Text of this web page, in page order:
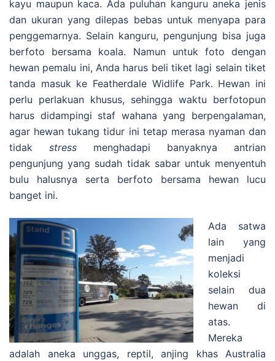
kayu maupun kaca. Ada puluhan kanguru aneka jenis
dan ukuran yang dilepas bebas untuk menyapa para
penggemarnya. Selain kanguru, pengunjung bisa juga
berfoto bersama koala. Namun untuk foto dengan
hewan pemalu ini, Anda harus beli tiket lagi selain tiket
tanda masuk ke Featherdale Widlife Park. Hewan ini
perlu perlakuan khusus, sehingga waktu berfotopun
harus didampingi staf wahana yang berpengalaman,
agar hewan tukang tidur ini tetap merasa nyaman dan
tidak stress menghadapi banyaknya antrian
pengunjung yang sudah tidak sabar untuk menyentuh
bulu halusnya serta berfoto bersama hewan lucu
banget ini.
Ada satwa
lain yang
menjadi
koleksi
selain dua
hewan di
atas.
Mereka
adalah aneka unggas, reptil, anjing khas Australia